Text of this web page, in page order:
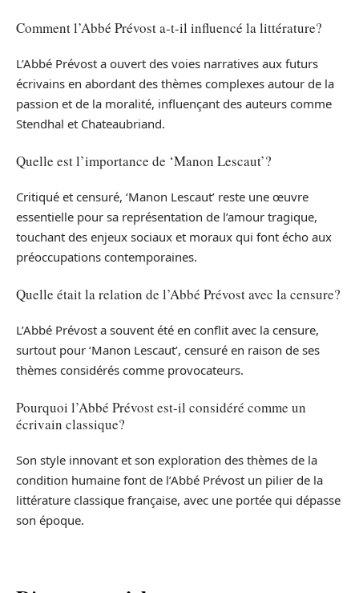
Comment l’Abbé Prévost a-t-il influencé la littérature?
L’Abbé Prévost a ouvert des voies narratives aux futurs
écrivains en abordant des thèmes complexes autour de la
passion et de la moralité, influençant des auteurs comme
Stendhal et Chateaubriand.
Quelle est l’importance de ‘Manon Lescaut’?
Critiqué et censuré, ‘Manon Lescaut’ reste une œuvre
essentielle pour sa représentation de l’amour tragique,
touchant des enjeux sociaux et moraux qui font écho aux
préoccupations contemporaines.
Quelle était la relation de l’Abbé Prévost avec la censure?
L’Abbé Prévost a souvent été en conflit avec la censure,
surtout pour ‘Manon Lescaut’, censuré en raison de ses
thèmes considérés comme provocateurs.
Pourquoi l’Abbé Prévost est-il considéré comme un
écrivain classique?
Son style innovant et son exploration des thèmes de la
condition humaine font de l’Abbé Prévost un pilier de la
littérature classique française, avec une portée qui dépasse
son époque.